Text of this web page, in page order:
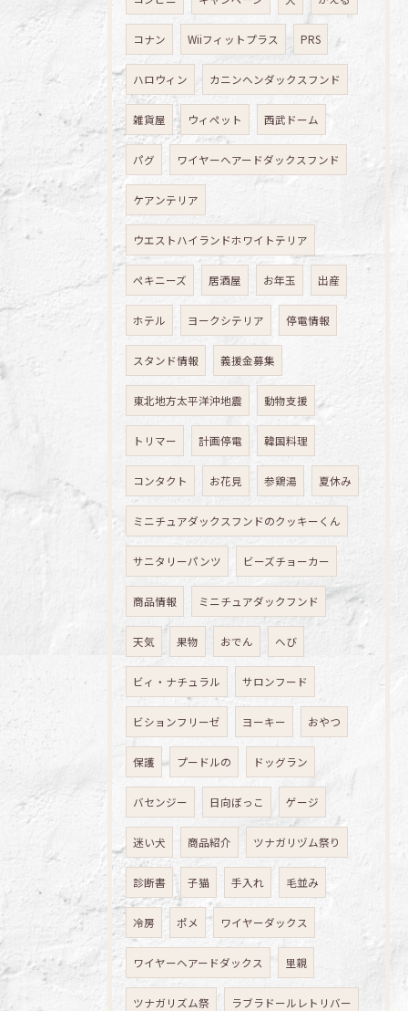
コナン Wiiフィットプラス PRS
ハロウィン カニンヘンダックスフンド
雑貨屋 ウィペット 西武ドーム
パグ ワイヤーヘアードダックスフンド
ケアンテリア
ウエストハイランドホワイトテリア
ペキニーズ 居酒屋 お年玉 出産
ホテル ヨークシテリア 停電情報
スタンド情報 義援金募集
東北地方太平洋沖地震 動物支援
トリマー 計画停電 韓国料理
コンタクト お花見 参鶏湯 夏休み
ミニチュアダックスフンドのクッキーくん
サニタリーパンツ ビーズチョーカー
商品情報 ミニチュアダックフンド
天気 果物 おでん へび
ビィ・ナチュラル サロンフード
ビションフリーゼ ヨーキー おやつ
保護 プードルの ドッグラン
バセンジー 日向ぼっこ ゲージ
迷い犬 商品紹介 ツナガリヅム祭り
診断書 子猫 手入れ 毛並み
冷房 ポメ ワイヤーダックス
ワイヤーヘアードダックス 里親
ツナガリズム祭 ラブラドールレトリバー